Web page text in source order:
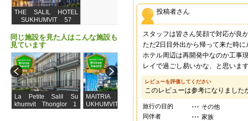
THE SALIL HOTEL
SUKHUMVIT 57
同じ施設を見た人はこんな施設も
見ています
La Petite Salil Su
khumvit Thonglor 1
MAITRIA HOTEL S
UKHUMVIT 18 - A
CHATRIUM COLL
ngkok
投稿者さん
スタッフは皆さん笑顔で対応が良
ただ2日目外出から帰って来た時
ホテル周辺は再開発中なのか工事
レイで過ごし易いかな、と思います
レビューを評価してください
このレビューは参考になりました
旅行の目的
その他
同伴者
家族